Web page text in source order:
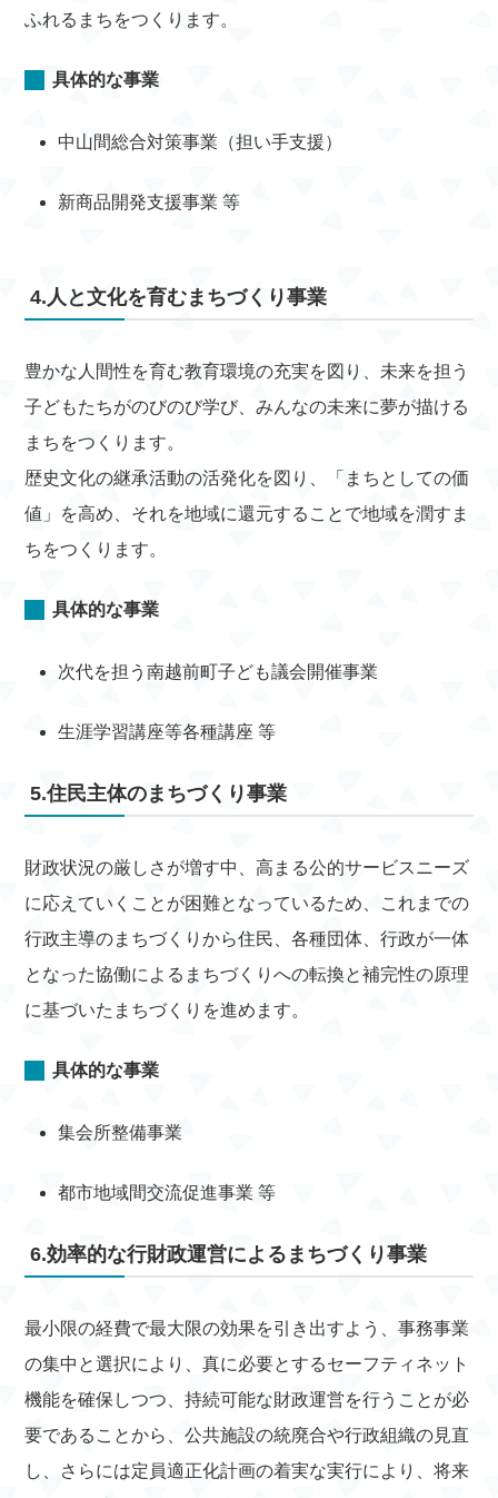
ふれるまちをつくります。
具体的な事業
中山間総合対策事業（担い手支援）
新商品開発支援事業 等
4.人と文化を育むまちづくり事業
豊かな人間性を育む教育環境の充実を図り、未来を担う
子どもたちがのびのび学び、みんなの未来に夢が描ける
まちをつくります。
歴史文化の継承活動の活発化を図り、「まちとしての価
値」を高め、それを地域に還元することで地域を潤すま
ちをつくります。
具体的な事業
次代を担う南越前町子ども議会開催事業
生涯学習講座等各種講座 等
5.住民主体のまちづくり事業
財政状況の厳しさが増す中、高まる公的サービスニーズ
に応えていくことが困難となっているため、これまでの
行政主導のまちづくりから住民、各種団体、行政が一体
となった協働によるまちづくりへの転換と補完性の原理
に基づいたまちづくりを進めます。
具体的な事業
集会所整備事業
都市地域間交流促進事業 等
6.効率的な行財政運営によるまちづくり事業
最小限の経費で最大限の効果を引き出すよう、事務事業
の集中と選択により、真に必要とするセーフティネット
機能を確保しつつ、持続可能な財政運営を行うことが必
要であることから、公共施設の統廃合や行政組織の見直
し、さらには定員適正化計画の着実な実行により、将来